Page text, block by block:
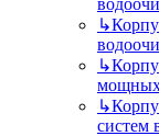
↳
↳
мощных
↳
систем